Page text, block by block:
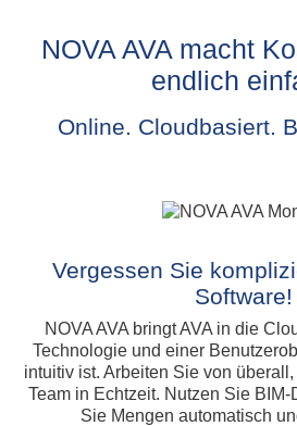
NOVA AVA macht
endlich
Online. Cloudbasiert.
Vergessen Sie
Software!
NOVA AVA bringt AVA in die
Technologie und einer
intuitiv ist. Arbeiten Sie von
Team in Echtzeit. Nutzen Sie
Sie Mengen automatisch